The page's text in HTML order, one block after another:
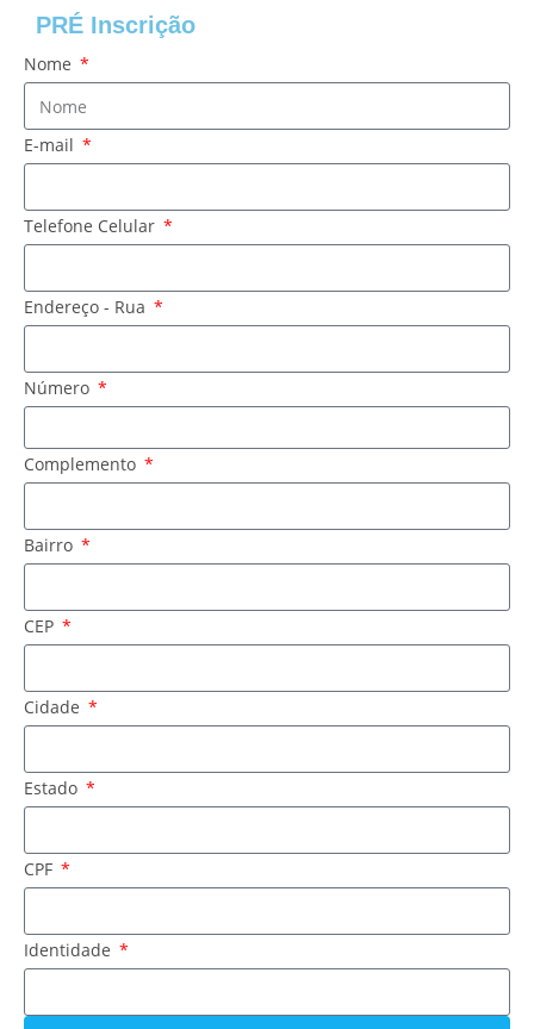
PRÉ Inscrição
Nome
E-mail
Telefone Celular
Endereço - Rua
Número
Complemento
Bairro
CEP
Cidade
Estado
CPF
Identidade